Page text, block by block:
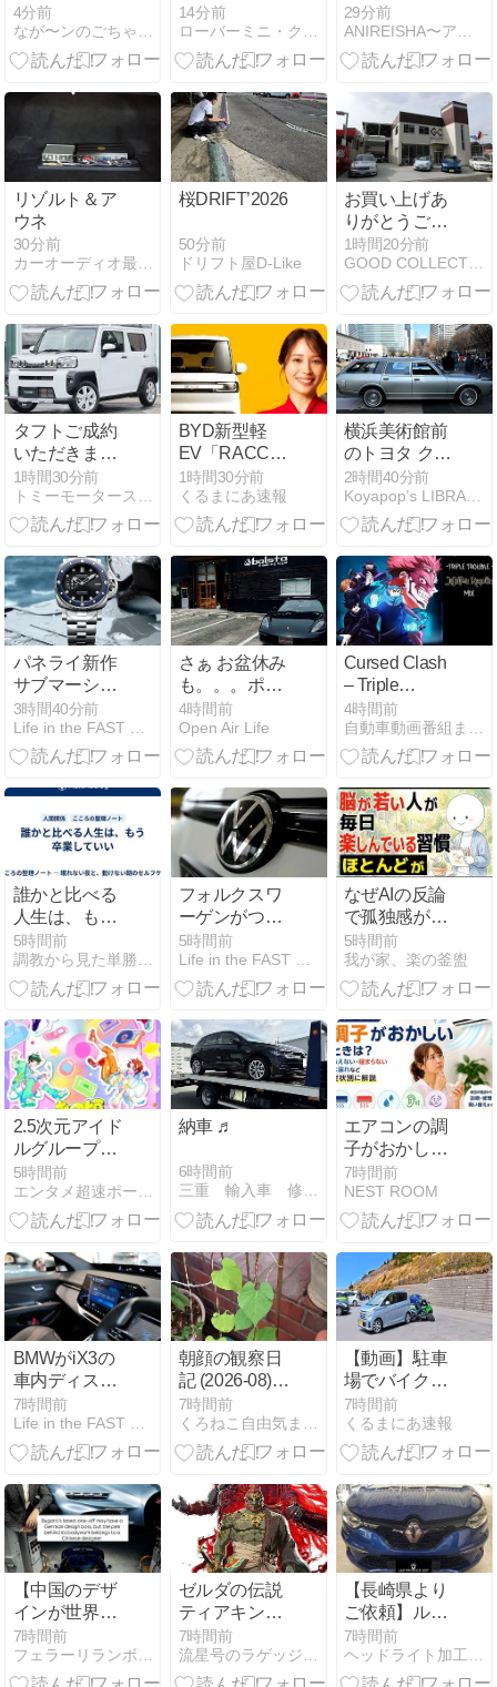
だる部屋に、
セミのステレ
オ、ウッシャ
4分前
なが〜ンのごちゃごちゃ、出口のないジャンクなパラダイス？？
切れちゃう！
で、長野から
ひとっ走りご
14分前
ローバーミニ・クラシックミニ専門店キャメルオート
ミニカー(2)
29分前
ANIREISHA〜アニメ、霊的スポット、旧車等〜
リゾルト＆ア
ウネ
30分前
カーオーディオ最前線
桜DRIFT’2026
50分前
ドリフト屋D-Like
お買い上げあ
りがとうござ
いました(*^^*)
1時間20分前
GOOD COLLECTION BLOG
タフトご成約
いただきまし
たーーーー
ー！！！ロン
サポ・自社ロ
TOMMYにお
任せくださ
い！！！！8
月9日
(日)TOMMYア
ウトレットブ
ログ！！！！
1時間30分前
BYD新型軽
EV「RACCO」
発売1週間で
〇〇台販売
1時間30分前
くるまにあ速報
横浜美術館前
のトヨタ クラ
ウン カスタム
2時間40分前
Koyapop’s LIBRARY
パネライ新作
サブマーシブ
ルは「初の新
型メタルブレ
ス採用モデ
セラミックと
のコンビによ
って「スーツ
セクシーウォ
ッチ」に
3時間40分前
さぁ お盆休み
も。。。ポル
シェドライブ
とガッツリと
ボルダリング
4時間前
Open Air Life
Cursed Clash
– Triple
Trouble
Jujutsu Kaisen
Mix ( Read
4時間前
誰かと比べる
人生は、もう
卒業していい
5時間前
フォルクスワ
ーゲンがつい
に全米熱望の
「ピックアッ
プトラック」
で「もっとも
売れている」
セグメントへ
と参入、起死
回生の一発を
狙う
5時間前
なぜAIの反論
で孤独感が生
じるのか？
5時間前
我が家、楽の釜盥
2.5次元アイド
ルグループ
「すたぽら」
がテレビ朝日
系「musicる
続出演決定！
5周年を迎
え、新章への
展望を語る
5時間前
納車 ♬
6時間前
エアコンの調
子がおかしい
ときは？冷え
ない・暖まら
ない・水漏れ
7時間前
NEST ROOM
BMWがiX3の
車内ディスプ
レイに「スパ
イダーマンの
広告」を”強制
ーはこれに激
怒、BMWは
「販売した車
両を継続的な
収益源」に？
7時間前
朝顔の観察日
記 (2026-08) -
咲いてな
い・・・ -
7時間前
【動画】駐車
場でバイクに
車が接触する
事故が発生！
→加害者「ご
い！」バイク
民「いや、ご
めんなさいじ
ゃなくて…」
7時間前
くるまにあ速報
【中国のデザ
インが世界を
魅了する】シ
ロン以降のブ
ガッティ、全
7時間前
ゼルダの伝説
ティアキンエ
ンドロール見
れた
7時間前
【長崎県より
ご依頼】ルノ
ー メガーヌ
4GT デイライ
トの黄ばみ・
7時間前